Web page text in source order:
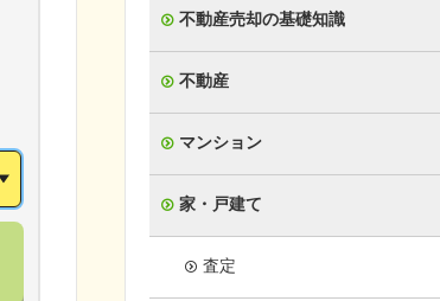
不動産売却の基礎知識
不動産
マンション
家・戸建て
査定